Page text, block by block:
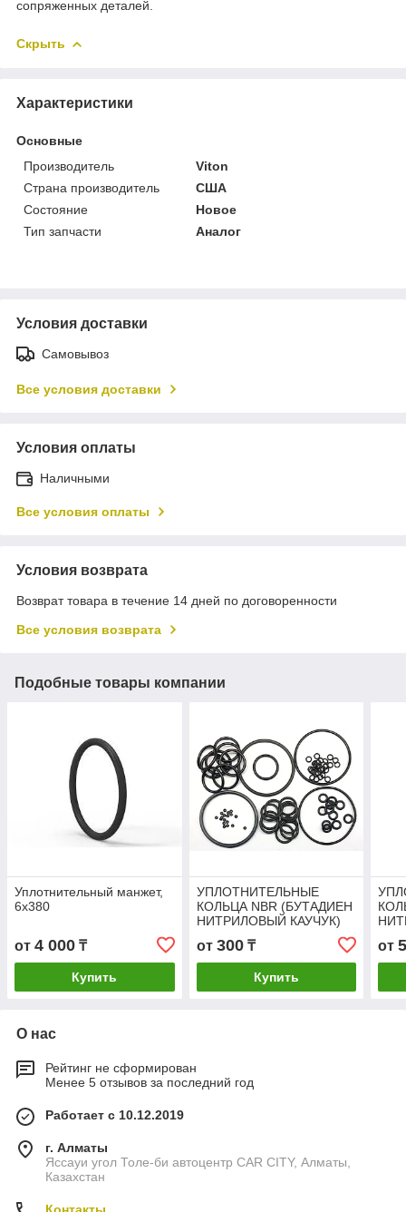
сопряженных деталей.
Скрыть
Характеристики
Основные
Производитель
Viton
Страна производитель
США
Состояние
Новое
Тип запчасти
Аналог
Условия доставки
Самовывоз
Все условия доставки
Условия оплаты
Наличными
Все условия оплаты
Условия возврата
Возврат товара в течение 14 дней по договоренности
Все условия возврата
Подобные товары компании
Уплотнительный манжет,
6х380
от 4 000 ₸
Купить
УПЛОТНИТЕЛЬНЫЕ
КОЛЬЦА NBR (БУТАДИЕН
НИТРИЛОВЫЙ КАУЧУК)
ТОЛЩИНА : 1,6ММ -
1,63ММ
от 300₸
Купить
от
О нас
Рейтинг не сформирован
Менее 5 отзывов за последний год
Работает с 10.12.2019
г. Алматы
Яссауи угол Толе-би автоцентр CAR CITY, Алматы,
Казахстан